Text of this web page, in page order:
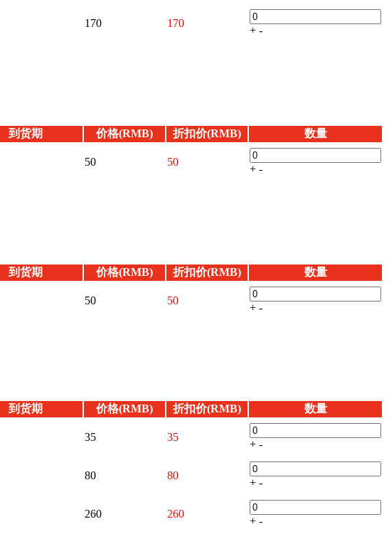
170 170
+ -
到货期 价格(RMB) 折扣价(RMB) 数量
50 50
+ -
到货期 价格(RMB) 折扣价(RMB) 数量
50 50
+ -
到货期 价格(RMB) 折扣价(RMB) 数量
35 35
+ -
80 80
+ -
260 260
+ -